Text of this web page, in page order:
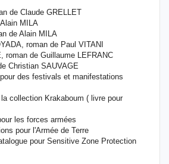
de Claude GRELLET
MILA
de Alain MILA
roman de Paul VITANI
roman de Guillaume LEFRANC
Christian SAUVAGE
des festivals et manifestations
collection Krakaboum ( livre pour
les forces armées
pour l'Armée de Terre
pour Sensitive Zone Protection